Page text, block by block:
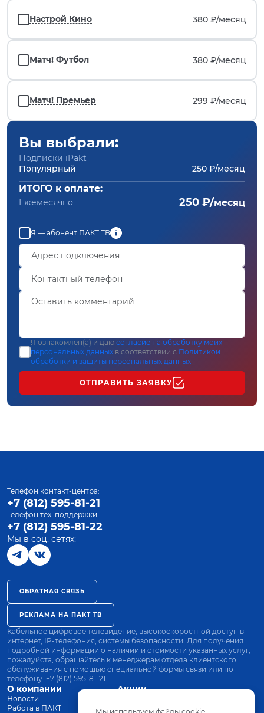
Настрой Кино 380 ₽/месяц
Матч! Футбол 380 ₽/месяц
Матч! Премьер 299 ₽/месяц
Вы выбрали:
Подписки iPakt
Популярный
250 ₽/месяц
ИТОГО к оплате:
Ежемесячно 250 ₽/месяц
Я — абонент ПАКТ ТВ
Я ознакомлен(а) и даю согласие на обработку моих
персональных данных в соответствии с Политикой
обработки и защиты персональных данных
ОТПРАВИТЬ ЗАЯВКУ
О компании
Новости
Работа в ПАКТ
Акции
Оплата
Телефон контакт-центра:
+7 (812) 595-81-21
Телефон тех. поддержки:
+7 (812) 595-81-22
Мы в соц. сетях:
ОБРАТНАЯ СВЯЗЬ
РЕКЛАМА НА ПАКТ ТВ
Кабельное цифровое телевидение, высокоскоростной доступ в
интернет, IP-телефония, системы безопасности. Для получения
подробной информации о наличии и стоимости указанных услуг,
пожалуйста, обращайтесь к менеджерам отдела клиентского
обслуживания с помощью специальной формы связи или по
телефону: +7 (812) 595-81-21